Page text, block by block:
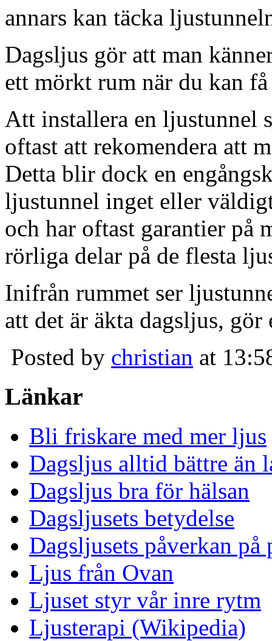
annars kan täcka
Dagsljus gör att man
ett mörkt rum när du kan
Att installera en ljustunnel
oftast att rekomendera att
Detta blir dock en
ljustunnel inget eller
och har oftast garantier på
rörliga delar på de flesta
Inifrån rummet ser
att det är äkta dagsljus,
Posted by christian at
Länkar
Bli friskare med mer ljus
Dagsljus alltid bättre än
Dagsljus bra för hälsan
Dagsljusets betydelse
Dagsljusets påverkan på
Ljus från Ovan
Ljuset styr vår inre rytm
Ljusterapi (Wikipedia)